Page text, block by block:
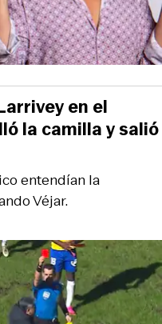
entendían la
Véjar.
en el
la camilla y salió